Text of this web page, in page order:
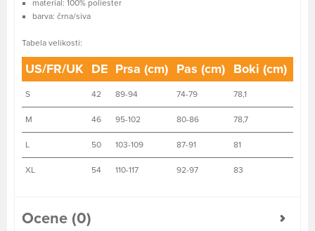
material: 100% poliester
barva: črna/siva
Tabela velikosti:
US/FR/UK DE Prsa (cm) Pas (cm) Boki (cm)
S 42 89-94 74-79 78,1
M 46 95-102 80-86 78,7
L 50 103-109 87-91 81
XL 54 110-117 92-97 83
Ocene (0)